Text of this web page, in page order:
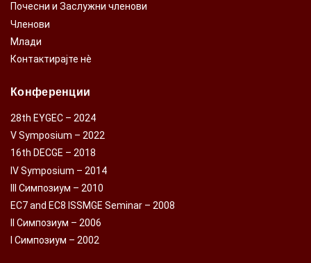
Почесни и Заслужни членови
Членови
Млади
Контактирајте нè
Конференции
28th EYGEC – 2024
V Symposium – 2022
16th DECGE – 2018
IV Symposium – 2014
III Симпозиум – 2010
EC7 and EC8 ISSMGE Seminar – 2008
II Симпозиум – 2006
I Симпозиум – 2002